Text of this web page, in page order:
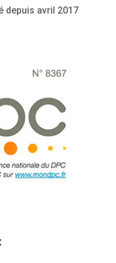
depuis avril 2017